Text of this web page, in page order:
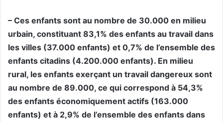
– Ces enfants sont au nombre de 30.000 en milieu
urbain, constituant 83,1% des enfants au travail dans
les villes (37.000 enfants) et 0,7% de l’ensemble des
enfants citadins (4.200.000 enfants). En milieu
rural, les enfants exerçant un travail dangereux sont
au nombre de 89.000, ce qui correspond à 54,3%
des enfants économiquement actifs (163.000
enfants) et à 2,9% de l’ensemble des enfants dans